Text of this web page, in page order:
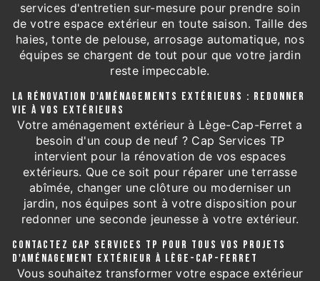
services d'entretien sur-mesure pour prendre soin
de votre espace extérieur en toute saison. Taille des
haies, tonte de pelouse, arrosage automatique, nos
équipes se chargent de tout pour que votre jardin
reste impeccable.
LA RÉNOVATION D'AMÉNAGEMENTS EXTÉRIEURS : REDONNER
VIE À VOS EXTÉRIEURS
Votre aménagement extérieur à Lège-Cap-Ferret a
besoin d'un coup de neuf ? Cap Services TP
intervient pour la rénovation de vos espaces
extérieurs. Que ce soit pour réparer une terrasse
abîmée, changer une clôture ou moderniser un
jardin, nos équipes sont à votre disposition pour
redonner une seconde jeunesse à votre extérieur.
CONTACTEZ CAP SERVICES TP POUR TOUS VOS PROJETS
D'AMÉNAGEMENT EXTÉRIEUR À LÈGE-CAP-FERRET
Vous souhaitez transformer votre espace extérieur